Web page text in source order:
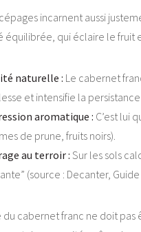
incarnent aussi
équilibrée, qui éclaire le fruit
naturelle : Le cabernet
et intensifie la persistance
aromatique : C’est lui
de prune, fruits noirs).
au terroir : Sur les sols
(source : Decanter,
du cabernet franc ne doit